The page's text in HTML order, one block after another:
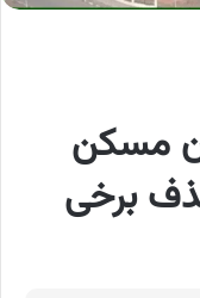
مسکن
برخی